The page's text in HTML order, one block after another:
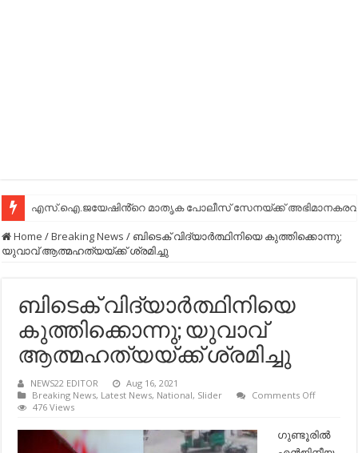
എസ്.ഐ.ജയേഷിൻ്റെ മാതൃക പോലീസ് സേനയ്ക്ക്
Home /Breaking News / ബിടെക് വിദ്യാര്‍ത്ഥിനിയെ കുത്തിക്കൊന്നു;
യുവാവ് ആത്മഹത്യയ്ക്ക് ശ്രമിച്ചു
ബിടെക് വിദ്യാര്‍ത്ഥിനിയെ
കുത്തിക്കൊന്നു; യുവാവ്
ആത്മഹത്യയ്ക്ക് ശ്രമിച്ചു
NEWS22 EDITOR
Aug 16, 2021
Breaking News, Latest News, National, Slider Comments Offon
യുവാവ്
476 Views
ഗുണ്ടൂരില്‍